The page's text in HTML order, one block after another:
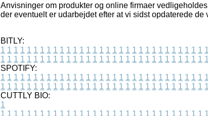
Anvisninger om produkter og online firmaer
der eventuelt er udarbejdet efter at vi sidst opdaterede de
BITLY:
1 1 1 1 1 1 1 1 1 1 1 1 1 1 1 1 1 1 1 1 1 1 1 1 1 1 1 1 1 1 1 1
1 1 1 1 1 1 1 1 1 1 1 1 1 1 1 1 1 1 1 1 1 1 1 1 1 1 1 1 1 1 1 1
SPOTIFY:
1 1 1 1 1 1 1 1 1 1 1 1 1 1 1 1 1 1 1 1 1 1 1 1 1 1 1 1 1 1 1 1
1 1 1 1 1 1 1 1 1 1 1 1 1 1 1 1 1 1 1 1 1 1 1 1 1 1 1 1 1 1 1 1
CUTTLY BIO:
1
1 1 1 1 1 1 1 1 1 1 1 1 1 1 1 1 1 1 1 1 1 1 1 1 1 1 1 1 1 1 1 1